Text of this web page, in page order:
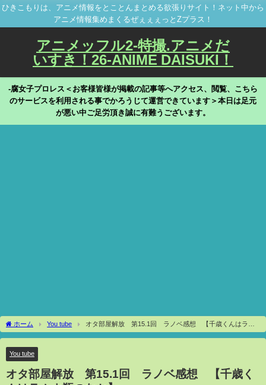
ひきこもりは、アニメ情報をとことんまとめる欲張りサイト！ネット中から
アニメ情報集めまくるぜぇぇぇっとZプラス！
アニメッフル2-特撮.アニメだ
いすき！26-ANIME DAISUKI！
-腐女子プロレス＜お客様皆様が掲載の記事等へアクセス、閲覧、こちら
のサービスを利用される事でかろうじて運営できています＞本日は足元
が悪い中ご足労頂き誠に有難うございます。
ホーム You tube
オタ部屋解放 第15.1回 ラノベ感想 【千歳くんはラム
ネ瓶のなか】
You tube
オタ部屋解放 第15.1回 ラノベ感想 【千歳く